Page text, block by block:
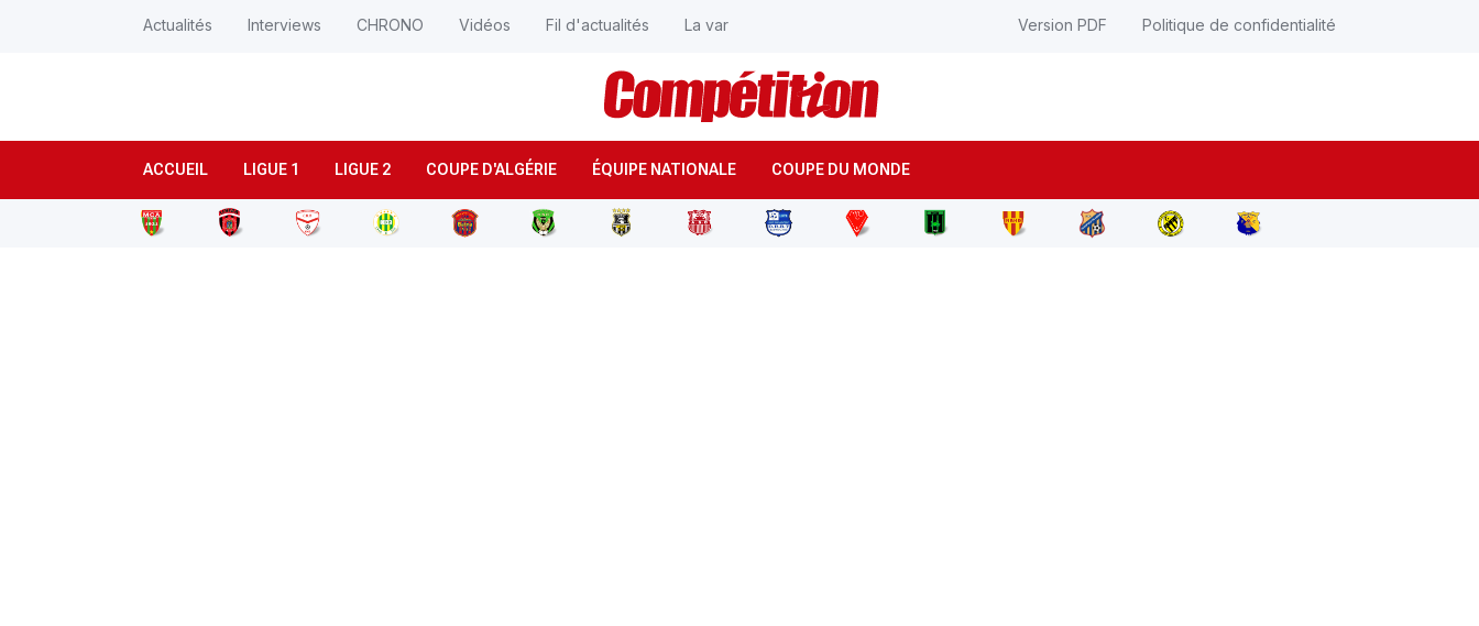
ACCUEIL LIGUE 1 LIGUE 2 COUPE D'ALGÉRIE ÉQUIPE NATIONALE COUPE DU MONDE
Actualités Interviews CHRONO Vidéos Fil d'actualités La var Version PDF Politique de confidentialité